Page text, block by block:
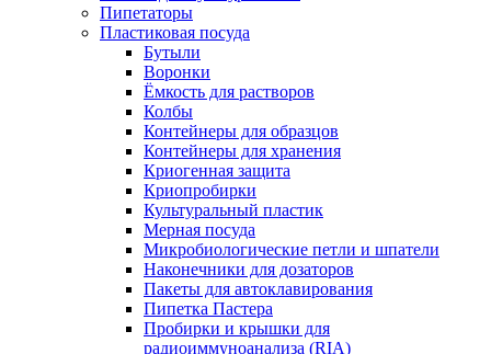
Пипетаторы
Пластиковая посуда
Бутыли
Воронки
Ёмкость для растворов
Колбы
Контейнеры для образцов
Контейнеры для хранения
Криогенная защита
Криопробирки
Культуральный пластик
Мерная посуда
Микробиологические петли и шпатели
Наконечники для дозаторов
Пакеты для автоклавирования
Пипетка Пастера
Пробирки и крышки для
радиоиммуноанализа (RIA)